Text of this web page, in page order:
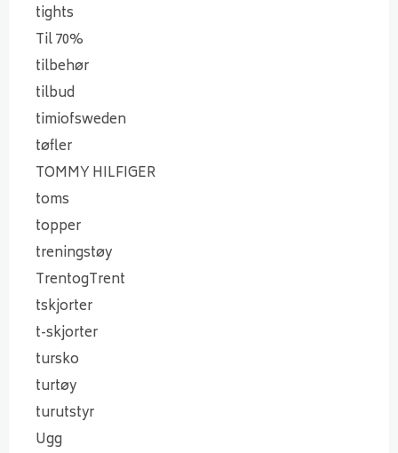
tights
Til 70%
tilbehør
tilbud
timiofsweden
tøfler
TOMMY HILFIGER
toms
topper
treningstøy
TrentogTrent
tskjorter
t-skjorter
tursko
turtøy
turutstyr
Ugg